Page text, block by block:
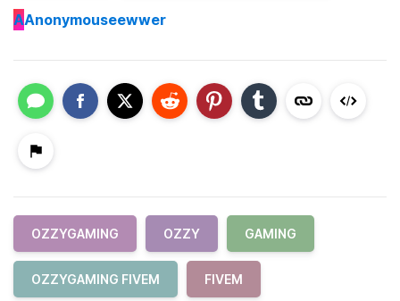
AAnonymouseewwer
OZZYGAMING OZZY GAMING
OZZYGAMING FIVEM FIVEM